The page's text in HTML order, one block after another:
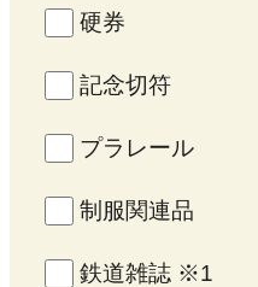
硬券
記念切符
プラレール
制服関連品
鉄道雑誌 ※1